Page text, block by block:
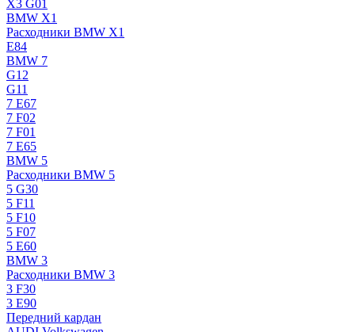
X3 G01
BMW X1
Расходники BMW X1
E84
BMW 7
G12
G11
7 Е67
7 F02
7 F01
7 E65
BMW 5
Расходники BMW 5
5 G30
5 F11
5 F10
5 F07
5 E60
BMW 3
Расходники BMW 3
3 F30
3 E90
Передний кардан